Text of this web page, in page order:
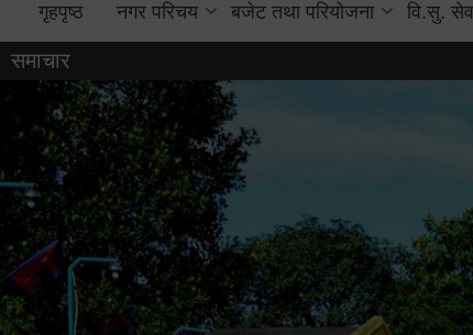
गृहपृष्ठ नगर परिचय बजेट तथा परियोजना वि.सु.
समाचार